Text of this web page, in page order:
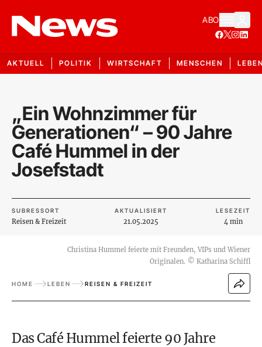
ABO
AKTUELL POLITIK WIRTSCHAFT MENSCHEN
„Ein Wohnzimmer für
Generationen“ – 90 Jahre
Café Hummel in der
Josefstadt
SUBRESSORT
Reisen & Freizeit
AKTUALISIERT
21.05.2025
LESEZEIT
4 min
Christina Hummel feierte mit Freunden, VIPs und Wiener
Originalen. © Katharina Schiffl
HOME LEBEN REISEN & FREIZEIT
Das Café Hummel feierte 90 Jahre